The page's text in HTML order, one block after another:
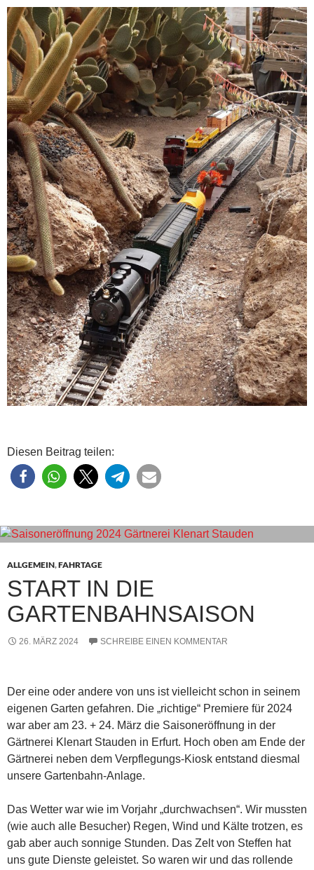
Diesen Beitrag teilen:
ALLGEMEIN,FAHRTAGE
START IN DIE
GARTENBAHNSAISON
26. MÄRZ 2024 SCHREIBE EINEN KOMMENTAR
Der eine oder andere von uns ist vielleicht schon in seinem
eigenen Garten gefahren. Die „richtige“ Premiere für 2024
war aber am 23. + 24. März die Saisoneröffnung in der
Gärtnerei Klenart Stauden in Erfurt. Hoch oben am Ende der
Gärtnerei neben dem Verpflegungs-Kiosk entstand diesmal
unsere Gartenbahn-Anlage.
Das Wetter war wie im Vorjahr „durchwachsen“. Wir mussten
(wie auch alle Besucher) Regen, Wind und Kälte trotzen, es
gab aber auch sonnige Stunden. Das Zelt von Steffen hat
uns gute Dienste geleistet. So waren wir und das rollende